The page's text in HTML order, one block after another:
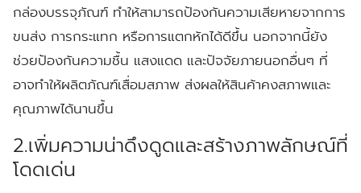
กล่องบรรจุภัณฑ์ ทำให้สามารถป้องกันความเสียหายจากการ
ขนส่ง การกระแทก หรือการแตกหักได้ดีขึ้น นอกจากนี้ยัง
ช่วยป้องกันความชื้น แสงแดด และปัจจัยภายนอกอื่นๆ ที่
อาจทำให้ผลิตภัณฑ์เสื่อมสภาพ ส่งผลให้สินค้าคงสภาพและ
คุณภาพได้นานขึ้น
2.เพิ่มความน่าดึงดูดและสร้างภาพลักษณ์ที่
โดดเด่น